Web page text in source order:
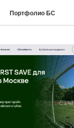
Портфолио БС